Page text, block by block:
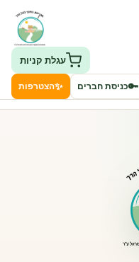
עגלת קניות
🔑כניסת חברים ✨הצטרפות